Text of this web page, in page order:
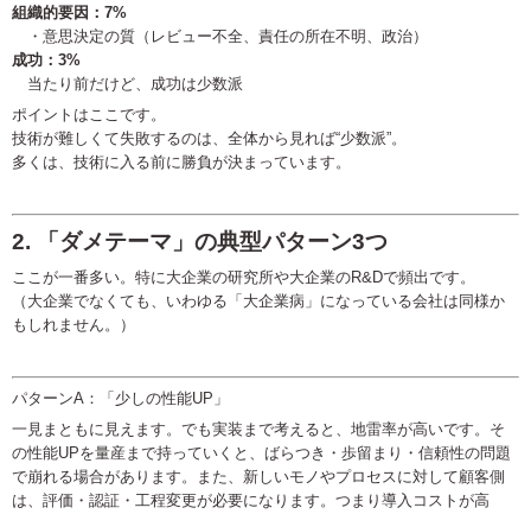
組織的要因：7%
・意思決定の質（レビュー不全、責任の所在不明、政治）
成功：3%
当たり前だけど、成功は少数派
ポイントはここです。
技術が難しくて失敗するのは、全体から見れば“少数派”。
多くは、技術に入る前に勝負が決まっています。
2. 「ダメテーマ」の典型パターン3つ
ここが一番多い。特に大企業の研究所や大企業のR&Dで頻出です。
（大企業でなくても、いわゆる「大企業病」になっている会社は同様か
もしれません。）
パターンA：「少しの性能UP」
一見まともに見えます。でも実装まで考えると、地雷率が高いです。そ
の性能UPを量産まで持っていくと、ばらつき・歩留まり・信頼性の問題
で崩れる場合があります。また、新しいモノやプロセスに対して顧客側
は、評価・認証・工程変更が必要になります。つまり導入コストが高